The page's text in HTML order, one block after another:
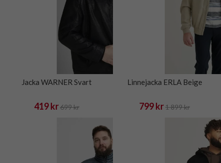
Jacka WARNER Svart
419 kr 699 kr
Linnejacka ERLA Beige
799 kr1 899 kr